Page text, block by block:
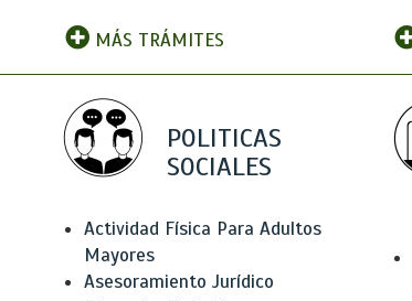
MÁS TRÁMITES
POLITICAS
SOCIALES
Actividad Física Para Adultos
Mayores
Asesoramiento Jurídico